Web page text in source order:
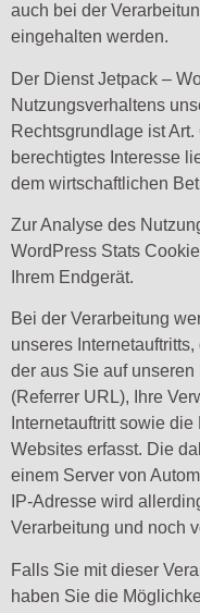
auch bei der
eingehalten werden.
Der Dienst Jetpack –
Nutzungsverhaltens
Rechtsgrundlage ist
berechtigtes Interesse
dem wirtschaftlichen
Zur Analyse des
WordPress Stats
Ihrem Endgerät.
Bei der Verarbeitung
unseres
der aus Sie auf
(Referrer URL), Ihre
Internetauftritt sowie
Websites erfasst. Die
einem Server von
IP-Adresse wird
Verarbeitung und noch
Falls Sie mit dieser
haben Sie die